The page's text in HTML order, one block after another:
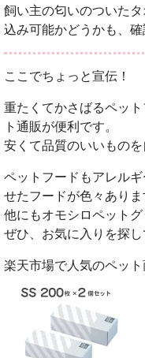
飼い主の匂いのついた
込み可能かどうかも、確
ここでちょっと宣伝！
重たくてかさばるペッ
ト通販が便利です。
安くて品質のいいものを
ペットフードもアレル
せたフードが色々ありま
他にもオモシロペットグ
ぜひ、お気に入りを探し
楽天市場で人気のペット